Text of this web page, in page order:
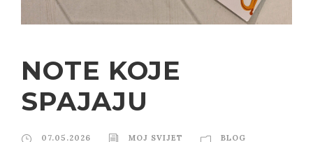
NOTE KOJE
SPAJAJU
07.05.2026 MOJ SVIJET BLOG